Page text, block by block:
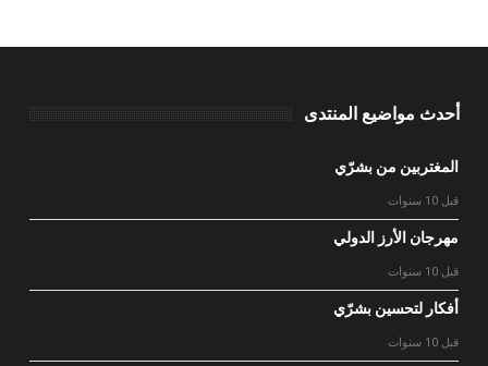
أحدث مواضيع المنتدى
المغتربين من بشرّي
قبل 10 سنوات
مهرجان الأرز الدولي
قبل 10 سنوات
أفكار لتحسين بشرّي
قبل 10 سنوات